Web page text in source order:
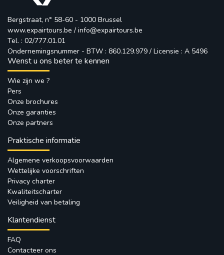
Bergstraat, n° 58-60 - 1000 Brussel
www.expairtours.be / info@expairtours.be
Tel. : 02/777.01.01
Ondernemingsnummer - BTW : 860.129.979 / Licensie : A 5496
Wenst u ons beter te kennen
Wie zijn we ?
Pers
Onze brochures
Onze garanties
Onze partners
Praktische informatie
Algemene verkoopsvoorwaarden
Wettelijke voorschriften
Privacy charter
Kwaliteitscharter
Veiligheid van betaling
Klantendienst
FAQ
Contacteer ons